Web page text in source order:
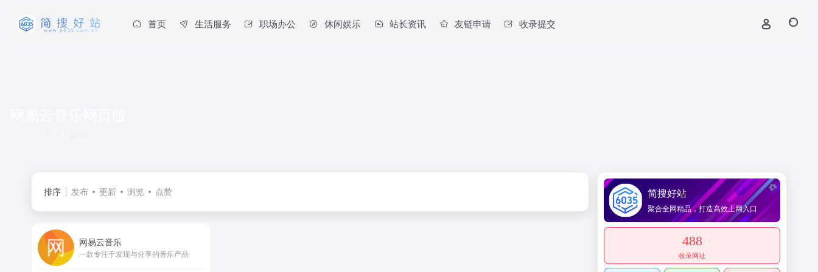
首页 生活服务 职场办公 休闲娱乐 站长资讯 友链申请 收录提交
排序 发布 更新 浏览 点赞
网易云音乐
一款专注于发现与分享的音乐产品
简搜好站
聚合全网精品，打造高效上网入口
488
收录网址